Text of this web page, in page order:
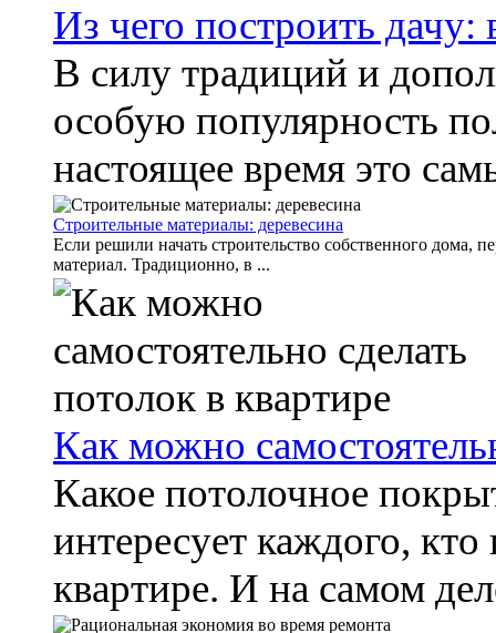
Из чего построить
В силу традиций и
особую популярность
настоящее время это
Строительные материалы: деревесина
Если решили начать строительство собственного
материал. Традиционно, в ...
Как можно
Какое потолочное
интересует каждого, кто
квартире. И на самом